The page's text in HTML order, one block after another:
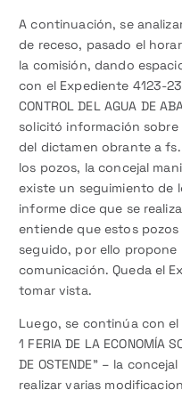
A continuación, se
de receso, pasado el
la comisión, dando
con el Expediente 4123-
CONTROL DEL AGUA DE
solicitó información sobre
del dictamen obrante a
los pozos, la concejal
existe un seguimiento de
informe dice que se
entiende que estos
seguido, por ello
comunicación. Queda el
tomar vista.
Luego, se continúa con
1 FERIA DE LA ECONOMÍA
DE OSTENDE” – la
realizar varias